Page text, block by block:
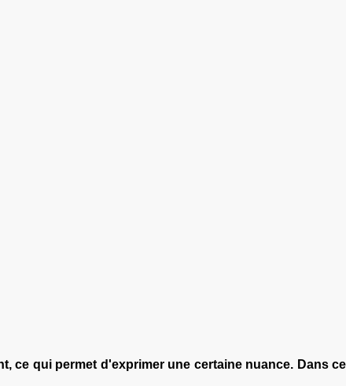
ce qui permet d'exprimer une certaine nuance. Dans ce